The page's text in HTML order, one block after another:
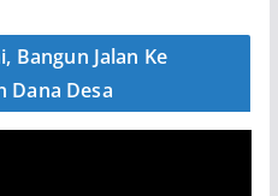
Bangun Jalan Ke
Dana Desa